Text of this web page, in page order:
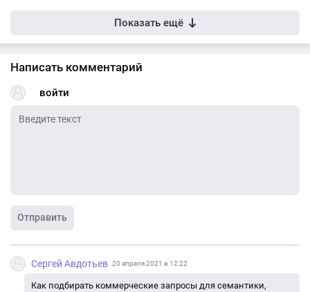
Показать ещё
Написать комментарий
войти
Отправить
Сергей Авдотьев 20 апреля 2021 в 12:22
Как подбирать коммерческие запросы для семантики,